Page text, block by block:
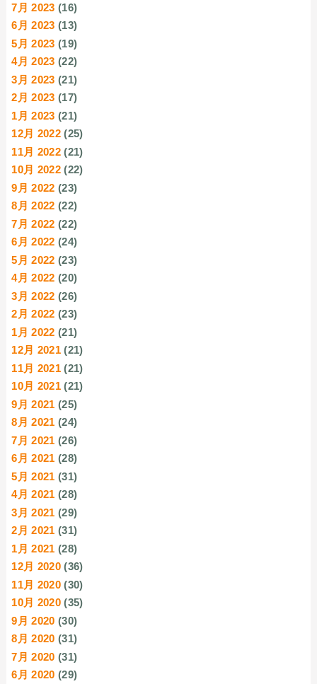
7月 2023 (16)
6月 2023 (13)
5月 2023 (19)
4月 2023 (22)
3月 2023 (21)
2月 2023 (17)
1月 2023 (21)
12月 2022 (25)
11月 2022 (21)
10月 2022 (22)
9月 2022 (23)
8月 2022 (22)
7月 2022 (22)
6月 2022 (24)
5月 2022 (23)
4月 2022 (20)
3月 2022 (26)
2月 2022 (23)
1月 2022 (21)
12月 2021 (21)
11月 2021 (21)
10月 2021 (21)
9月 2021 (25)
8月 2021 (24)
7月 2021 (26)
6月 2021 (28)
5月 2021 (31)
4月 2021 (28)
3月 2021 (29)
2月 2021 (31)
1月 2021 (28)
12月 2020 (36)
11月 2020 (30)
10月 2020 (35)
9月 2020 (30)
8月 2020 (31)
7月 2020 (31)
6月 2020 (29)